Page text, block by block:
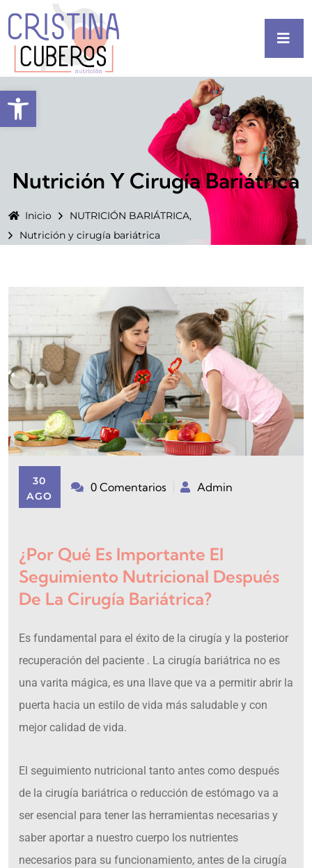
Abrir barra de herramientas
Nutrición Y Cirugía Bariátrica
Inicio
NUTRICIÓN BARIÁTRICA,
Nutrición y cirugía bariátrica
30
AGO
0 Comentarios Admin
¿Por Qué Es Importante El
Seguimiento Nutricional Después
De La Cirugía Bariátrica?
Es fundamental para el éxito de la cirugía y la posterior
recuperación del paciente . La cirugía bariátrica no es
una varita mágica, es una llave que va a permitir abrir la
puerta hacia un estilo de vida más saludable y con
mejor calidad de vida.
El seguimiento nutricional tanto antes como después
de la cirugía bariátrica o reducción de estómago va a
ser esencial para tener las herramientas necesarias y
saber aportar a nuestro cuerpo los nutrientes
necesarios para su funcionamiento, antes de la cirugía